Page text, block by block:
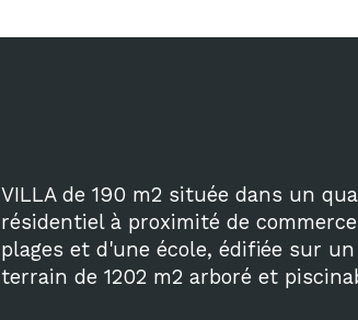
VILLA de 190 m2 située dans un
résidentiel à proximité de
plages et d'une école, édifiée sur un
terrain de 1202 m2 arboré et